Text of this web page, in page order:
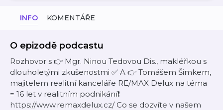
INFO KOMENTÁŘE
O epizodě podcastu
Rozhovor s 👉 Mgr. Ninou Tedovou Dis., makléřkou s
dlouholetými zkušenostmi ✅ A 👉 Tomášem Šimkem,
majitelem realitní kanceláře RE/MAX Delux na téma
= 16 let v realitním podnikání❗️
https://www.remaxdelux.cz/ Co se dozvíte v našem